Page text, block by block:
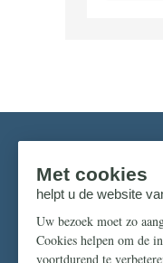
Mis
Zorg dat u